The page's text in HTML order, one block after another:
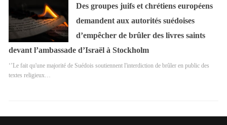
Des groupes juifs et chrétiens européens
demandent aux autorités suédoises
d’empêcher de brûler des livres saints
devant l’ambassade d’Israël à Stockholm
‘’Le fait qu'une majorité de Suédois soutiennent l'interdiction de brûler en public des
textes religieux…